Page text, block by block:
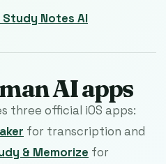
Notes AI
AI apps
three official iOS apps:
for transcription and
& Memorize for